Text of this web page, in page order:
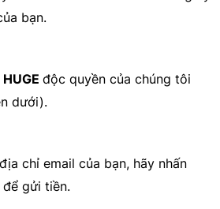
bạn.
HUGE độc quyền của chúng tôi
dưới).
chỉ email của bạn, hãy nhấn
gửi tiền.